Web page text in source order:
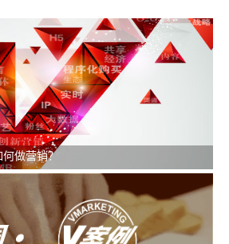
做营销？